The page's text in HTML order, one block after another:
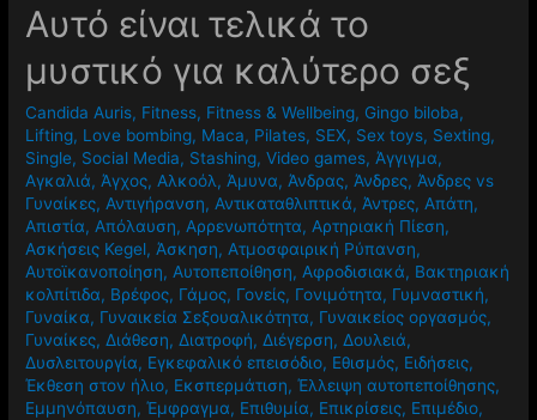
Αυτό είναι τελικά το
μυστικό για καλύτερο σεξ
Candida Auris, Fitness, Fitness & Wellbeing, Gingo biloba,
Lifting, Love bombing, Maca, Pilates, SEX, Sex toys, Sexting,
Single, Social Media, Stashing,Video games, Άγγιγμα,
Αγκαλιά, Άγχος, Αλκοόλ, Άμυνα, Άνδρας, Άνδρες, Άνδρες vs
Γυναίκες, Αντιγήρανση, Αντικαταθλιπτικά, Άντρες, Απάτη,
Απιστία, Απόλαυση, Αρρενωπότητα, Αρτηριακή Πίεση,
Ασκήσεις Kegel, Άσκηση, Ατμοσφαιρική Ρύπανση,
Αυτοϊκανοποίηση, Αυτοπεποίθηση, Αφροδισιακά, Βακτηριακή
κολπίτιδα, Βρέφος, Γάμος, Γονείς, Γονιμότητα, Γυμναστική,
Γυναίκα, Γυναικεία Σεξουαλικότητα, Γυναικείος οργασμός,
Γυναίκες, Διάθεση, Διατροφή, Διέγερση, Δουλειά,
Δυσλειτουργία, Εγκεφαλικό επεισόδιο, Εθισμός, Ειδήσεις,
Έκθεση στον ήλιο, Εκσπερμάτιση,Έλλειψη αυτοπεποίθησης,
Εμμηνόπαυση,Έμφραγμα, Επιθυμία, Επικρίσεις, Επιμέδιο,